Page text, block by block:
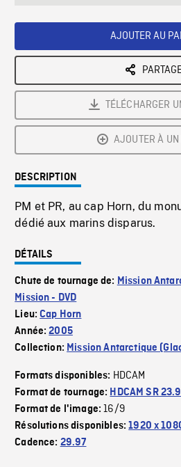
AJOUTER AU
TÉLÉCHARGER
AJOUTER À
DESCRIPTION
PM et PR, au cap Horn, du
dédié aux marins disparus.
DÉTAILS
Chute de tournage de: Mission
Mission - DVD
Lieu:Cap Horn
Année:2005
Collection: Mission Antarctique
Formats disponibles: HDCAM
Format de tournage: HDCAM SR
Format de l'image:16/9
Résolutions disponibles:1920 x
Cadence: 29.97